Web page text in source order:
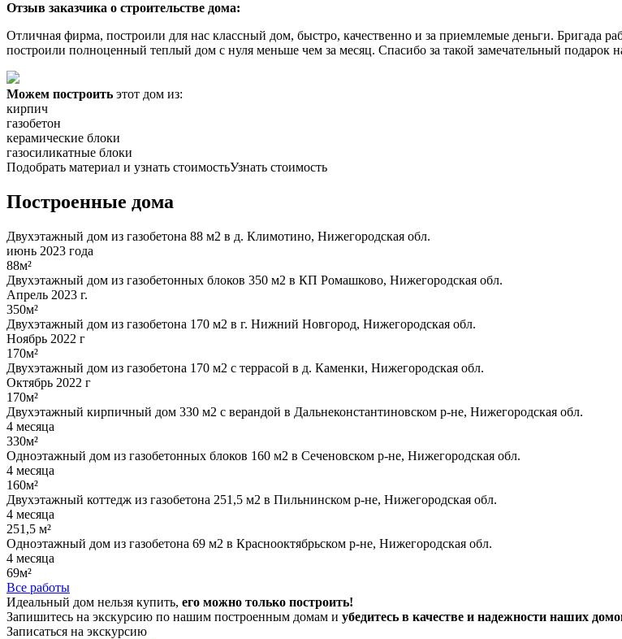
Отзыв заказчика о строительстве дома:
Отличная фирма, построили для нас классный дом, быстро, качественно и за приемлемые деньги. Бригада
построили полноценный теплый дом с нуля меньше чем за месяц. Спасибо за такой замечательный подарок
Можем построить этот дом из:
кирпич
газобетон
керамические блоки
газосиликатные блоки
Подобрать материал и узнать стоимостьУзнать стоимость
Построенные дома
Двухэтажный дом из газобетона 88 м2 в д. Климотино, Нижегородская обл.
июнь 2023 года
88м²
Двухэтажный дом из газобетонных блоков 350 м2 в КП Ромашково, Нижегородская обл.
Апрель 2023 г.
350м²
Двухэтажный дом из газобетона 170 м2 в г. Нижний Новгород, Нижегородская обл.
Ноябрь 2022 г
170м²
Двухэтажный дом из газобетона 170 м2 с террасой в д. Каменки, Нижегородская обл.
Октябрь 2022 г
170м²
Двухэтажный кирпичный дом 330 м2 с верандой в Дальнеконстантиновском р-не, Нижегородская обл.
4 месяца
330м²
Одноэтажный дом из газобетонных блоков 160 м2 в Сеченовском р-не, Нижегородская обл.
4 месяца
160м²
Двухэтажный коттедж из газобетона 251,5 м2 в Пильнинском р-не, Нижегородская обл.
4 месяца
251,5 м²
Одноэтажный дом из газобетона 69 м2 в Краснооктябрьском р-не, Нижегородская обл.
4 месяца
69м²
Все работы
Идеальный дом нельзя купить, его можно только построить!
Запишитесь на экскурсию по нашим построенным домам и убедитесь в качестве и надежности наших
Записаться на экскурсию